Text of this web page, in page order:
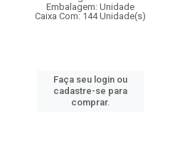
Embalagem: Unidade
Caixa Com: 144 Unidade(s)
Faça seu login ou
cadastre-se para
comprar.